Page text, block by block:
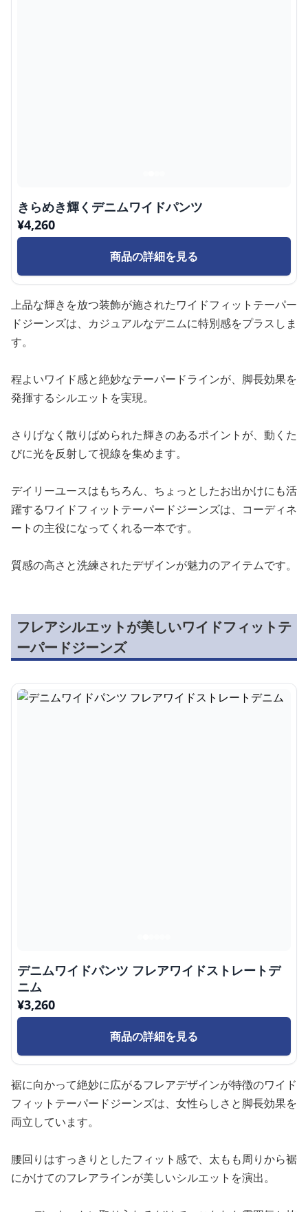
きらめき輝くデニムワイドパンツ
¥4,260
商品の詳細を見る
上品な輝きを放つ装飾が施されたワイドフィットテーパー
ドジーンズは、カジュアルなデニムに特別感をプラスしま
す。
程よいワイド感と絶妙なテーパードラインが、脚長効果を
発揮するシルエットを実現。
さりげなく散りばめられた輝きのあるポイントが、動くた
びに光を反射して視線を集めます。
デイリーユースはもちろん、ちょっとしたお出かけにも活
躍するワイドフィットテーパードジーンズは、コーディネ
ートの主役になってくれる一本です。
質感の高さと洗練されたデザインが魅力のアイテムです。
フレアシルエットが美しいワイドフィットテ
ーパードジーンズ
デニムワイドパンツ フレアワイドストレートデ
ニム
¥3,260
商品の詳細を見る
裾に向かって絶妙に広がるフレアデザインが特徴のワイド
フィットテーパードジーンズは、女性らしさと脚長効果を
両立しています。
腰回りはすっきりとしたフィット感で、太もも周りから裾
にかけてのフレアラインが美しいシルエットを演出。